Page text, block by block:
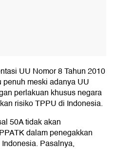
UU Nomor 8 Tahun 2010
meski adanya UU
perlakuan khusus negara
risiko TPPU di Indonesia.
50A tidak akan
dalam penegakkan
Pasalnya,